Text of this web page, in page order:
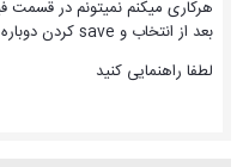
هرکاری میکنم نمیتونم در قسمت
بعد از انتخاب و save کردن دوباره تیک گزینه ها برداشته میشه
لطفا راهنمایی کنید